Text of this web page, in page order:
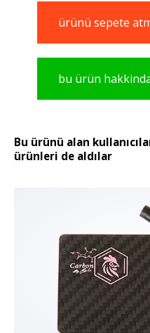
ürünü sepete
bu ürün
Bu ürünü alan
ürünleri de aldılar